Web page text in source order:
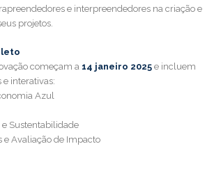
e interpreendedores na criação e
projetos.
começam a 14 janeiro 2025 e incluem
e interativas:
Azul
Sustentabilidade
e Avaliação de Impacto